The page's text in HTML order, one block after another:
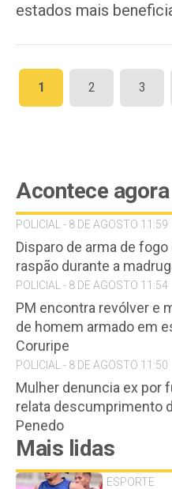
estados mais
Paginação
de
1 2 3
Acontece agora
POLICIAL - 8 DE AGOSTO 11:59
Disparo de arma de
raspão durante a
POLICIAL - 8 DE AGOSTO 11:54
PM encontra revólver e
de homem armado em
Coruripe
POLICIAL - 8 DE AGOSTO 11:50
Mulher denuncia ex por
relata descumprimento
Penedo
Mais lidas
ESPORTE